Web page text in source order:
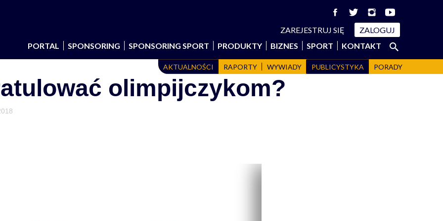
ZAREJESTRUJ SIĘ
ZALOGUJ
PORTAL
SPONSORING SPONSORING SPORT PRODUKTY BIZNES SPORT KONTAKT Szukaj:
SZUKAJ
AKTUALNOŚCI RAPORTY WYWIADY PUBLICYSTYKA PORADY
olimpijczykom?